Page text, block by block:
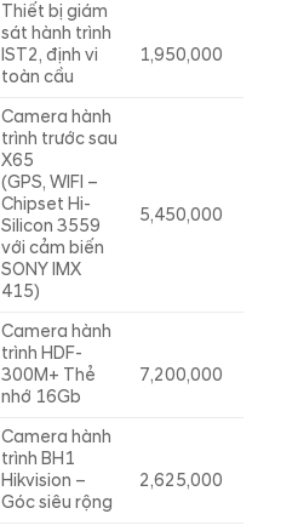
Thiết bị giám
sát hành trình
IST2, định vi
toàn cầu
1,950,000
Camera hành
trình trước sau
X65
(GPS, WIFI –
Chipset Hi-
Silicon 3559
với cảm biến
SONY IMX
415)
5,450,000
Camera hành
trình HDF-
300M+ Thẻ
nhớ 16Gb
7,200,000
Camera hành
trình BH1
Hikvision –
Góc siêu rộng
2,625,000